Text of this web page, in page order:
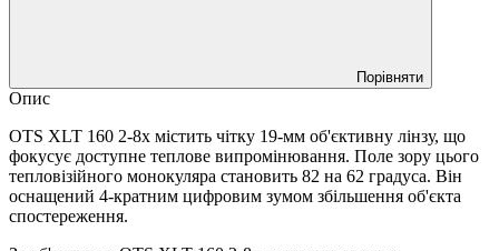
Порівняти
Опис
OTS XLT 160 2-8x містить чітку 19-мм об'єктивну лінзу, що
фокусує доступне теплове випромінювання. Поле зору цього
тепловізійного монокуляра становить 82 на 62 градуса. Він
оснащений 4-кратним цифровим зумом збільшення об'єкта
спостереження.